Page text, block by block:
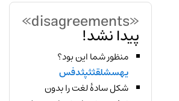
«disagreements»
پیدا نشد!
منظور شما این بود؟
یهسشلقثثپثدفس
شکل سادهٔ لغت را بدون